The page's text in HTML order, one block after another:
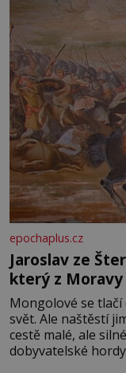
epochaplus.cz
Jaroslav ze
který z
Mongolové se tlačí
svět. Ale naštěstí
cestě malé, ale
dobyvatelské